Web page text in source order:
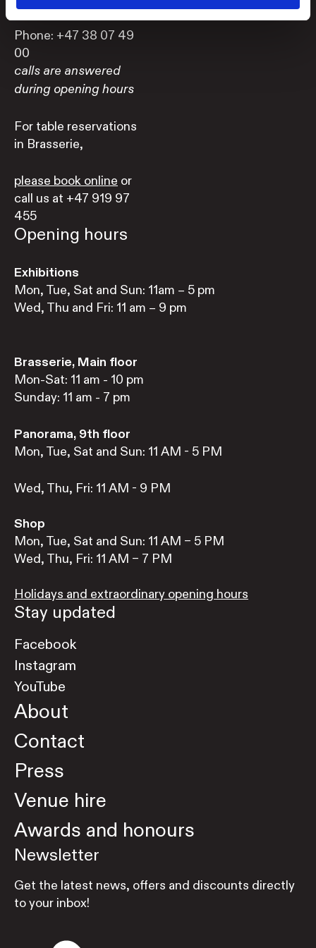
Phone: +47 38 07 49
00
calls are answered
during opening hours
For table reservations
in Brasserie,
please book online or
call us at +47 919 97
455
Opening hours
Exhibitions
Mon, Tue, Sat and Sun: 11am – 5 pm
Wed, Thu and Fri: 11 am – 9 pm
Brasserie, Main floor
Mon-Sat: 11 am - 10 pm
Sunday: 11 am - 7 pm
Panorama, 9th floor
Mon, Tue, Sat and Sun: 11 AM - 5 PM
Wed, Thu, Fri: 11 AM - 9 PM
Shop
Mon, Tue, Sat and Sun: 11 AM – 5 PM
Wed, Thu, Fri: 11 AM – 7 PM
Holidays and extraordinary opening hours
Stay updated
Facebook
Instagram
YouTube
About
Contact
Press
Venue hire
Awards and honours
Newsletter
Get the latest news, offers and discounts directly
to your inbox!